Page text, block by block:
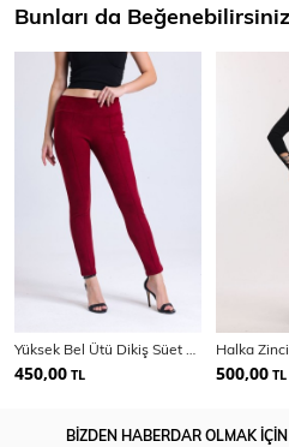
Bunları da Beğenebilirsiniz
450,00 TL 500,00 TL
BİZDEN HABERDAR OLMAK